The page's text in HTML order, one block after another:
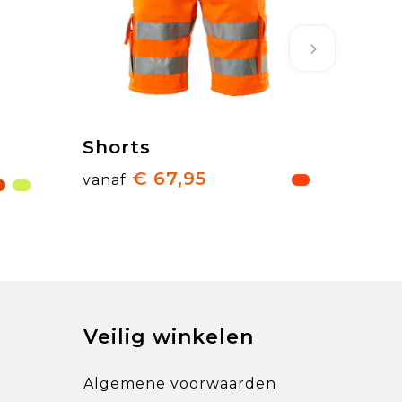
Shorts
vanaf € 67,95
Veilig winkelen
Algemene voorwaarden